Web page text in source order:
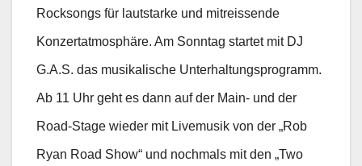
Rocksongs für lautstarke und mitreissende
Konzertatmosphäre. Am Sonntag startet mit DJ
G.A.S. das musikalische Unterhaltungsprogramm.
Ab 11 Uhr geht es dann auf der Main- und der
Road-Stage wieder mit Livemusik von der „Rob
Ryan Road Show“ und nochmals mit den „Two